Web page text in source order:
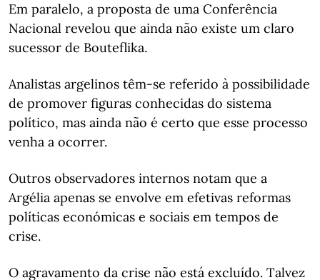
Em paralelo, a proposta de uma Conferência
Nacional revelou que ainda não existe um claro
sucessor de Bouteflika.
Analistas argelinos têm-se referido à possibilidade
de promover figuras conhecidas do sistema
político, mas ainda não é certo que esse processo
venha a ocorrer.
Outros observadores internos notam que a
Argélia apenas se envolve em efetivas reformas
políticas económicas e sociais em tempos de
crise.
O agravamento da crise não está excluído. Talvez